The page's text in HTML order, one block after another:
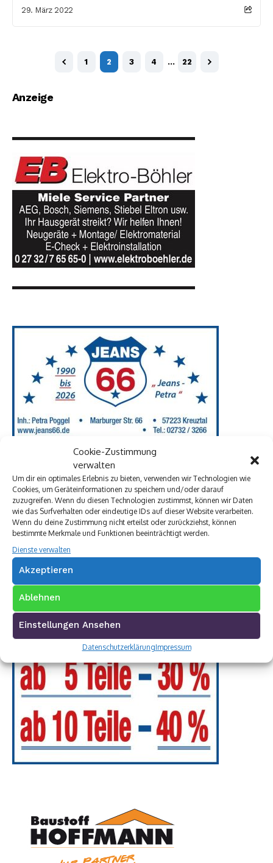
Cookie-Zustimmung
verwalten
Um dir ein optimales Erlebnis zu bieten, verwenden wir Technologien wie
Cookies, um Geräteinformationen zu speichern und/oder darauf
zuzugreifen. Wenn du diesen Technologien zustimmst, können wir Daten
wie das Surfverhalten oder eindeutige IDs auf dieser Website verarbeiten.
Wenn du deine Zustimmung nicht erteilst oder zurückziehst, können
bestimmte Merkmale und Funktionen beeinträchtigt werden.
Dienste verwalten
Akzeptieren
Ablehnen
Einstellungen Ansehen
DatenschutzerklärungImpressum
29. März 2022
1 2 3 4 … 22
Anzeige